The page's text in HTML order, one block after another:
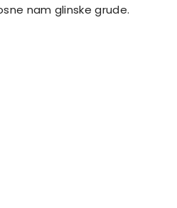
nam glinske grude.